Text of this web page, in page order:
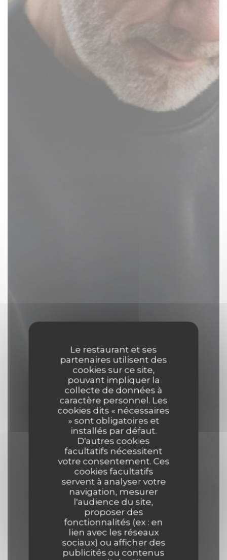
Le restaurant et ses
partenaires utilisent des
cookies sur ce site,
pouvant impliquer la
collecte de données à
caractère personnel. Les
cookies dits « nécessaires
» sont obligatoires et
installés par défaut.
D'autres cookies
facultatifs nécessitent
votre consentement. Ces
cookies facultatifs
servent à analyser votre
navigation, mesurer
l'audience du site,
proposer des
fonctionnalités (ex : en
lien avec les réseaux
sociaux) ou afficher des
publicités ou contenus
Comptoir 44
BISTROT|LILLE